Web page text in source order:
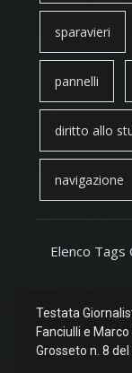
sparavieri
pannelli
diritto allo
navigazione
Elenco Tags
Testata
Fanciulli e
Grosseto n. 8